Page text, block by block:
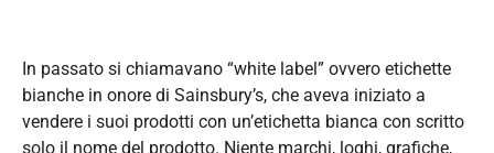
In passato si chiamavano “white label” ovvero etichette
bianche in onore di Sainsbury’s, che aveva iniziato a
vendere i suoi prodotti con un’etichetta bianca con scritto
solo il nome del prodotto. Niente marchi, loghi, grafiche,